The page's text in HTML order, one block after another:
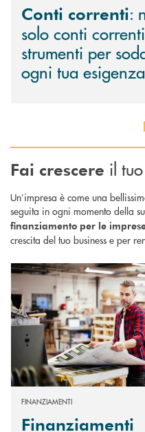
Conti correnti:
solo conti
strumenti per
ogni tua
Fai crescere il
Un’impresa è come una
seguita in ogni momento della
finanziamento per le
crescita del tuo business e per
Scopri di più Finanziamenti
FINANZIAMENTI
Finanziamenti